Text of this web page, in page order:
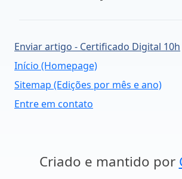
Enviar artigo - Certificado Digital 10h
Início (Homepage)
Sitemap (Edições por mês e ano)
Entre em contato
Criado e mantido por